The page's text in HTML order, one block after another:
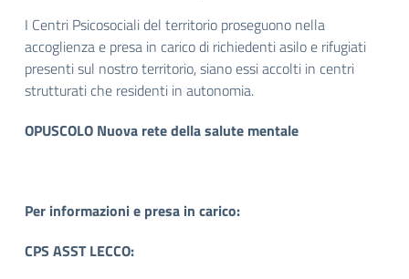
I Centri Psicosociali del territorio proseguono nella
accoglienza e presa in carico di richiedenti asilo e rifugiati
presenti sul nostro territorio, siano essi accolti in centri
strutturati che residenti in autonomia.
OPUSCOLO Nuova rete della salute mentale
Per informazioni e presa in carico:
CPS ASST LECCO: